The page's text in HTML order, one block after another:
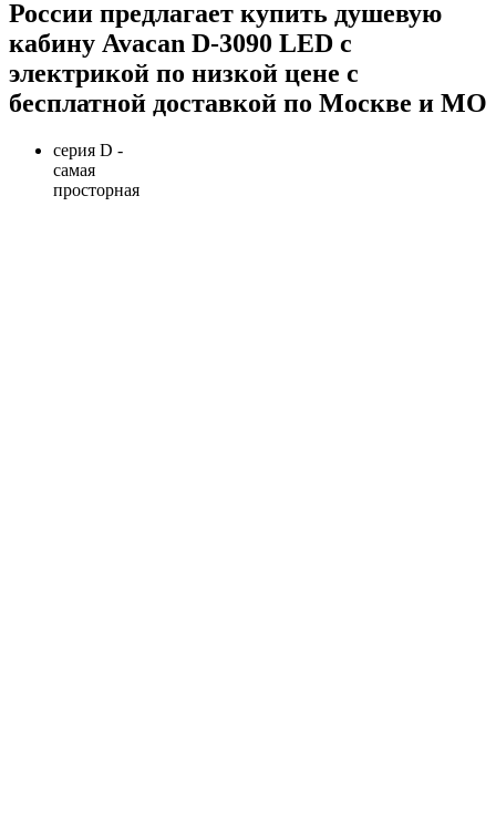
России предлагает купить душевую
кабину Avacan D-3090 LED с
электрикой по низкой цене с
бесплатной доставкой по Москве и МО
серия D -
самая
просторная